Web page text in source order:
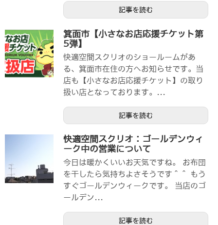
記事を読む
箕面市【小さなお店応援チケット第
5弾】
快適空間スクリオのショールームがあ
る、箕面市在住の方へお知らせです。当
店も【小さなお店応援チケット】の取り
扱い店となっております。...
記事を読む
快適空間スクリオ：ゴールデンウィ
ーク中の営業について
今日は暖かくいいお天気ですね。 お布団
を干したら気持ちよさそうです＾＾ もう
すぐゴールデンウィークです。 当店のゴ
ールデン...
記事を読む